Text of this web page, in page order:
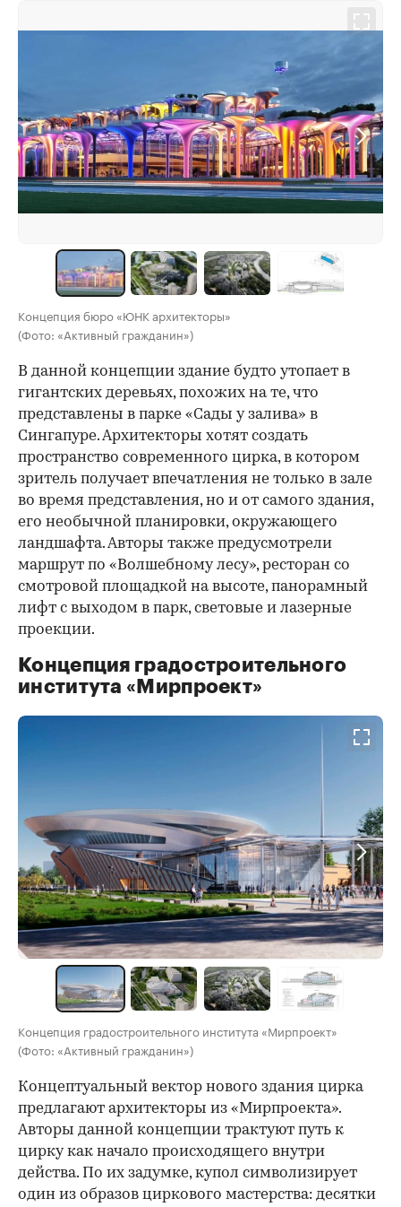
Концепция бюро «ЮНК архитекторы»
(Фото: «Активный гражданин»)
В данной концепции здание будто утопает в
гигантских деревьях, похожих на те, что
представлены в парке «Сады у залива» в
Сингапуре. Архитекторы хотят создать
пространство современного цирка, в котором
зритель получает впечатления не только в зале
во время представления, но и от самого здания,
его необычной планировки, окружающего
ландшафта. Авторы также предусмотрели
маршрут по «Волшебному лесу», ресторан со
смотровой площадкой на высоте, панорамный
лифт с выходом в парк, световые и лазерные
проекции.
Концепция градостроительного
института «Мирпроект»
Концепция градостроительного института «Мирпроект»
(Фото: «Активный гражданин»)
Концептуальный вектор нового здания цирка
предлагают архитекторы из «Мирпроекта».
Авторы данной концепции трактуют путь к
цирку как начало происходящего внутри
действа. По их задумке, купол символизирует
один из образов циркового мастерства: десятки